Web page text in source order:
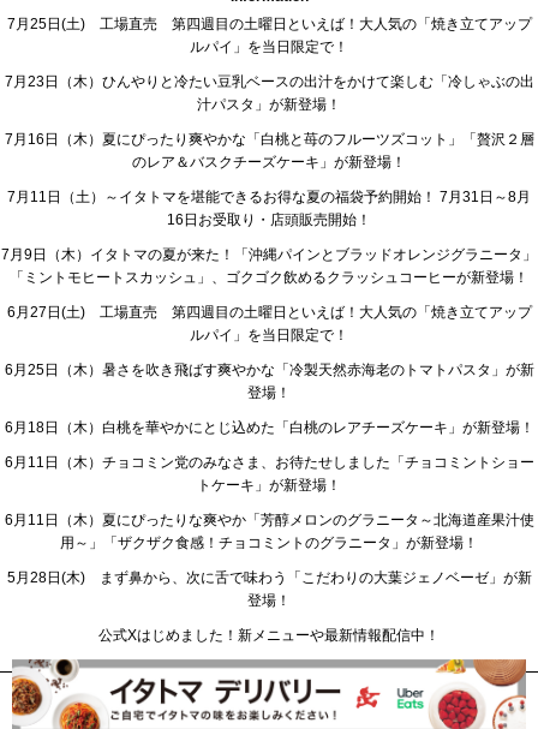
7月25日(土) 工場直売 第四週目の土曜日といえば！大人気の「焼き立てアップ
ルパイ」を当日限定で！
7月23日（木）ひんやりと冷たい豆乳ベースの出汁をかけて楽しむ「冷しゃぶの出
汁パスタ」が新登場！
7月16日（木）夏にぴったり爽やかな「白桃と苺のフルーツズコット」「贅沢２層
のレア＆バスクチーズケーキ」が新登場！
7月11日（土）～イタトマを堪能できるお得な夏の福袋予約開始！ 7月31日～8月
16日お受取り・店頭販売開始！
7月9日（木）イタトマの夏が来た！「沖縄パインとブラッドオレンジグラニータ」
「ミントモヒートスカッシュ」、ゴクゴク飲めるクラッシュコーヒーが新登場！
6月27日(土) 工場直売 第四週目の土曜日といえば！大人気の「焼き立てアップ
ルパイ」を当日限定で！
6月25日（木）暑さを吹き飛ばす爽やかな「冷製天然赤海老のトマトパスタ」が新
登場！
6月18日（木）白桃を華やかにとじ込めた「白桃のレアチーズケーキ」が新登場！
6月11日（木）チョコミン党のみなさま、お待たせしました「チョコミントショー
トケーキ」が新登場！
6月11日（木）夏にぴったりな爽やか「芳醇メロンのグラニータ～北海道産果汁使
用～」「ザクザク食感！チョコミントのグラニータ」が新登場！
5月28日(木) まず鼻から、次に舌で味わう「こだわりの大葉ジェノベーゼ」が新
登場！
公式Xはじめました！新メニューや最新情報配信中！